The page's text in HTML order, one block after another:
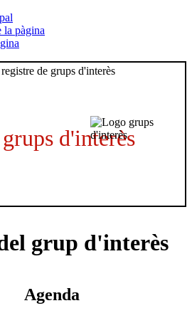
la pàgina
d'interès
grup d'interès
Agenda